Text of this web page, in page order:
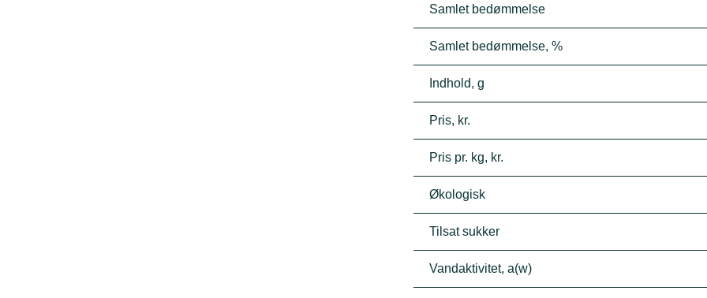
Samlet bedømmelse
Samlet bedømmelse, %
Indhold, g
Pris, kr.
Pris pr. kg, kr.
Økologisk
Tilsat sukker
Vandaktivitet, a(w)